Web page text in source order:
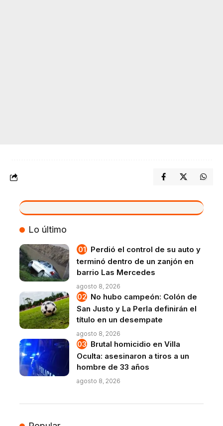
VIVO
Lo último
Perdió el control de su auto y
terminó dentro de un zanjón en
barrio Las Mercedes
agosto 8, 2026
No hubo campeón: Colón de
San Justo y La Perla definirán el
título en un desempate
agosto 8, 2026
Brutal homicidio en Villa
Oculta: asesinaron a tiros a un
hombre de 33 años
agosto 8, 2026